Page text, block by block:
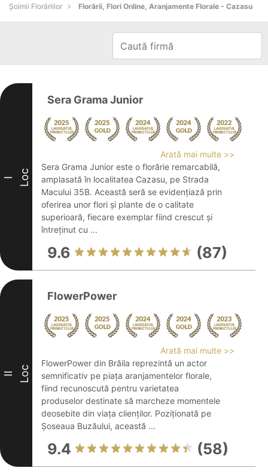
Șoimii Florăriilor Florării, Flori Online, Aranjamente Florale - Cazasu
I Loc
Sera Grama Junior
Arată mai multe >>
Sera Grama Junior este o florărie remarcabilă,
amplasată în localitatea Cazasu, pe Strada
Macului 35B. Această seră se evidențiază prin
oferirea unor flori și plante de o calitate
superioară, fiecare exemplar fiind crescut și
întreținut cu ...
9.6 (87)
II Loc
FlowerPower
Arată mai multe >>
FlowerPower din Brăila reprezintă un actor
semnificativ pe piața aranjamentelor florale,
fiind recunoscută pentru varietatea
produselor destinate să marcheze momentele
deosebite din viața clienților. Poziționată pe
Șoseaua Buzăului, această ...
9.4 (58)